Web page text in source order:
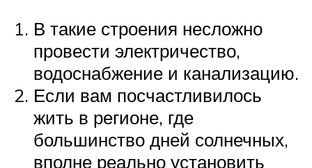
В такие строения несложно
провести электричество,
водоснабжение и канализацию.
Если вам посчастливилось
жить в регионе, где
большинство дней солнечных,
вполне реально установить